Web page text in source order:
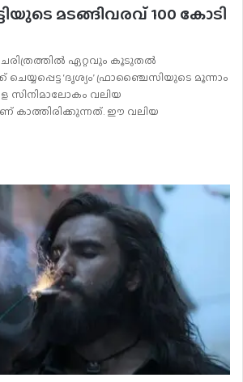
മടങ്ങിവരവ് 100 കോടി
ഏറ്റവും കൂടുതൽ
ചെയ്യപ്പെട്ട ‘ദൃശ്യം’ ഫ്രാഞ്ചൈസിയുടെ മൂന്നാം
സിനിമാലോകം വലിയ
കാത്തിരിക്കുന്നത്. ഈ വലിയ